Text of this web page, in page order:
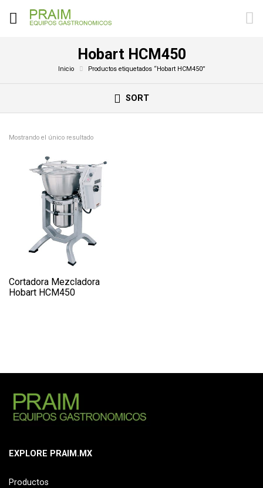
Hobart HCM450
Inicio Productos etiquetados “Hobart HCM450”
SORT
Mostrando el único resultado
Cortadora Mezcladora
Hobart HCM450
EXPLORE PRAIM.MX
Productos